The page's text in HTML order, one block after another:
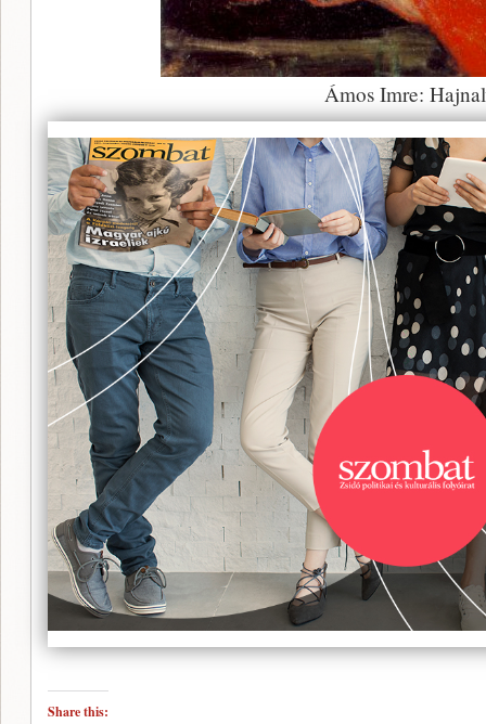
Ámos Imre:
Share this: